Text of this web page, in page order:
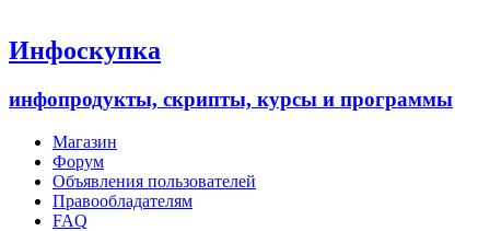
Инфоскупка
инфопродукты, скрипты, курсы и программы
Магазин
Форум
Объявления пользователей
Правообладателям
FAQ